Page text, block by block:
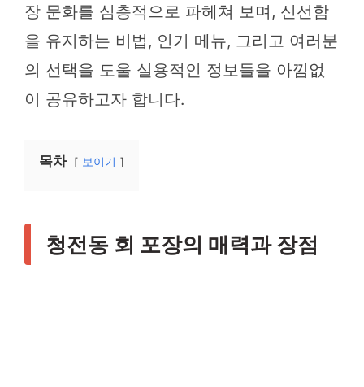
장 문화를 심층적으로 파헤쳐 보며, 신선함
을 유지하는 비법, 인기 메뉴, 그리고 여러분
의 선택을 도울 실용적인 정보들을 아낌없
이 공유하고자 합니다.
목차 보이기
청전동 회 포장의 매력과 장점